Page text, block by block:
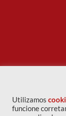
Utilizamos
funcione